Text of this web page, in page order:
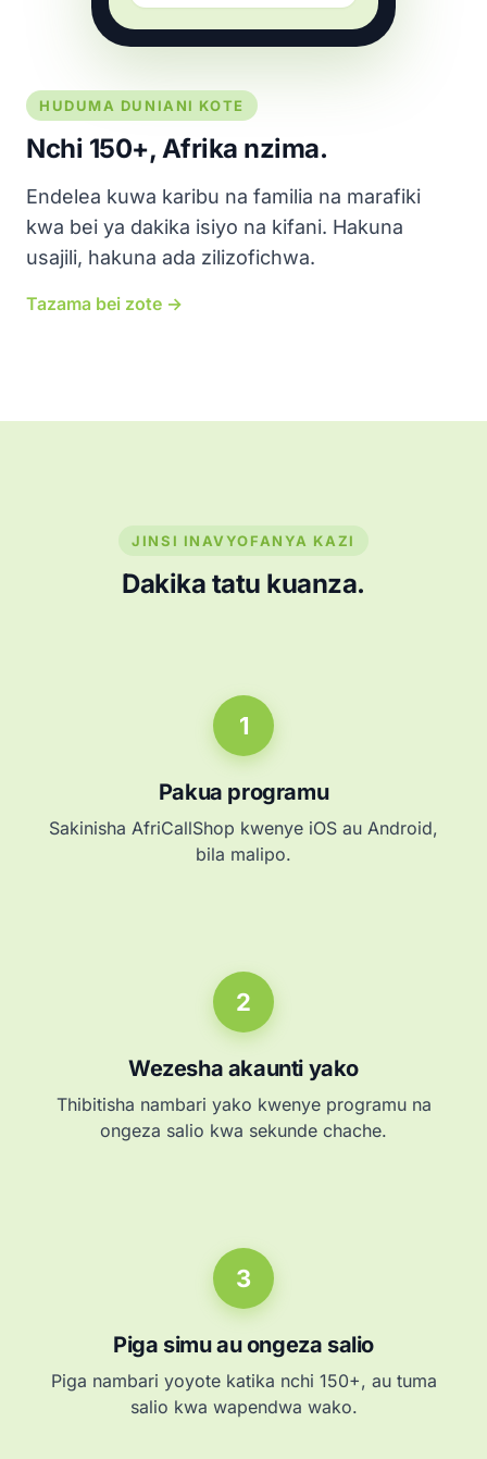
HUDUMA DUNIANI KOTE
Nchi 150+, Afrika nzima.
Endelea kuwa karibu na familia na marafiki
kwa bei ya dakika isiyo na kifani. Hakuna
usajili, hakuna ada zilizofichwa.
Tazama bei zote →
JINSI INAVYOFANYA KAZI
Dakika tatu kuanza.
1
Pakua programu
Sakinisha AfriCallShop kwenye iOS au Android,
bila malipo.
2
Wezesha akaunti yako
Thibitisha nambari yako kwenye programu na
ongeza salio kwa sekunde chache.
3
Piga simu au ongeza salio
Piga nambari yoyote katika nchi 150+, au tuma
salio kwa wapendwa wako.